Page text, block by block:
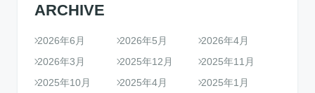
ARCHIVE
2026年6月 2026年5月
2026年4月
2026年3月
2025年12月
2025年11月
2025年10月
2025年4月
2025年1月